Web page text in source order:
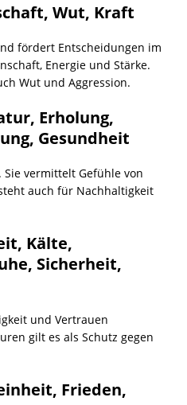
Wut, Kraft
fördert Entscheidungen im
Energie und Stärke.
Wut und Aggression.
Erholung,
Gesundheit
vermittelt Gefühle von
auch für Nachhaltigkeit
Kälte,
Sicherheit,
und Vertrauen
gilt es als Schutz gegen
Frieden,